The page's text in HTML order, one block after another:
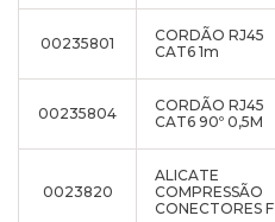
00235801
CORDÃO RJ45
CAT6 1m
00235804
CORDÃO RJ45
CAT6 90º 0,5M
0023820
ALICATE
COMPRESSÃO
CONECTORES